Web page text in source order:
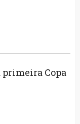
primeira Copa